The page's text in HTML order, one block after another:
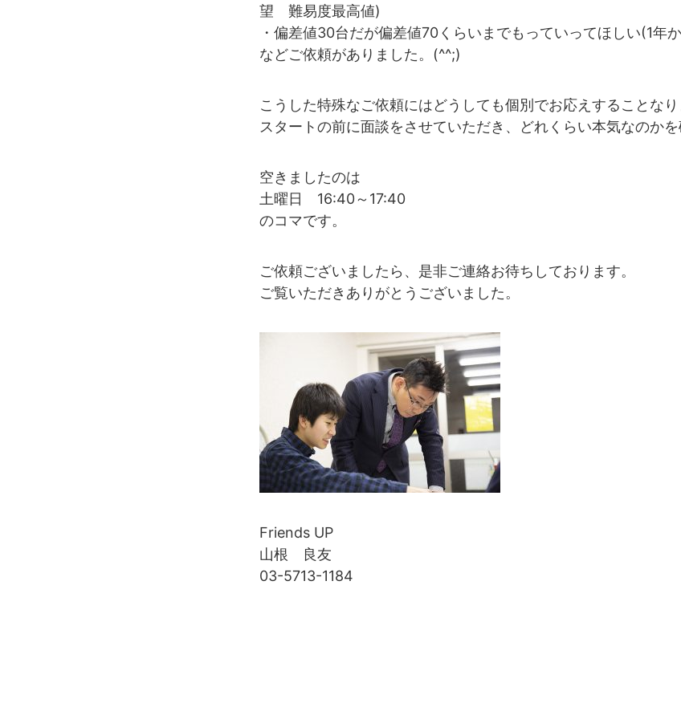
望 難易度最高値)
・偏差値30台だが偏差値70くらいまでもっていってほしい(1年
などご依頼がありました。(^^;)
こうした特殊なご依頼にはどうしても個別でお応えすることなり
スタートの前に面談をさせていただき、どれくらい本気なのか
空きましたのは
土曜日 16:40～17:40
のコマです。
ご依頼ございましたら、是非ご連絡お待ちしております。
ご覧いただきありがとうございました。
Friends UP
山根 良友
03-5713-1184